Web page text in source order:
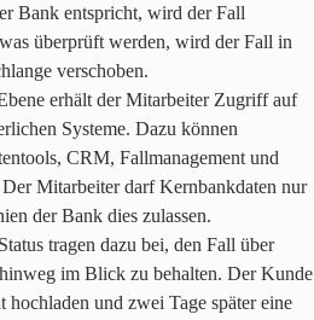
Bank entspricht, wird der Fall
überprüft werden, wird der Fall in
verschoben.
erhält der Mitarbeiter Zugriff auf
Systeme. Dazu können
CRM, Fallmanagement und
Mitarbeiter darf Kernbankdaten nur
der Bank dies zulassen.
tragen dazu bei, den Fall über
im Blick zu behalten. Der Kunde
hochladen und zwei Tage später eine